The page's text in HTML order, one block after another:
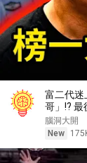
富二代迷
哥」!?
腦洞大開
New